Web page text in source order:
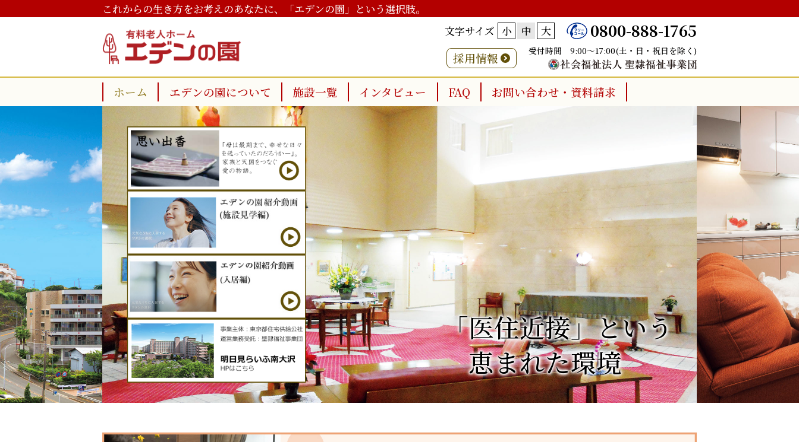
これからの生き方をお考えのあなたに、「エデンの園」という選択肢。
文字サイズ 小 中 大 0800-888-1765
採用情報 受付時間 9:00～17:00(土・日・祝日を除く)
ホーム エデンの園について 施設一覧 インタビュー FAQ お問い合わせ・資料請求
「医住近接」という
恵まれた環境